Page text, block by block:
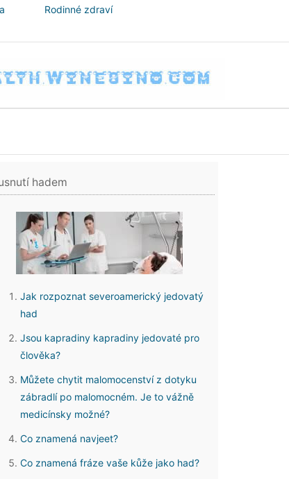
Rodinné zdraví
hadem
Jak rozpoznat severoamerický jedovatý
had
Jsou kapradiny kapradiny jedovaté pro
člověka?
Můžete chytit malomocenství z dotyku
zábradlí po malomocném. Je to vážně
medicínsky možné?
Co znamená navjeet?
Co znamená fráze vaše kůže jako had?